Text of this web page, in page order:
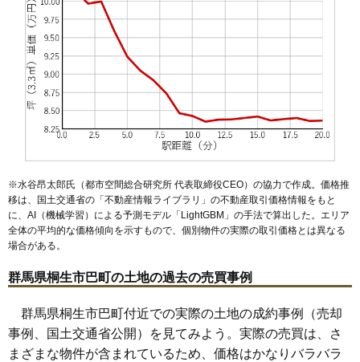
※水谷昂太郎氏（都市空間総合研究所 代表取締役CEO）の協力で作成。価格推
移は、国土交通省の「不動産情報ライブラリ 」の不動産取引価格情報をもと
に、AI（機械学習）による予測モデル「LightGBM」の手法で算出した。エリア
全体の平均的な価格傾向を示すもので、個別物件の実際の取引価格とは異なる
場合がある。
群馬県桐生市巴町の土地の過去の売買事例
群馬県桐生市巴町付近での実際の土地の成約事例（売却
事例、国土交通省公開）を見てみよう。実際の売買は、さ
まざまな物件が含まれているため、価格はかなりバラバラ